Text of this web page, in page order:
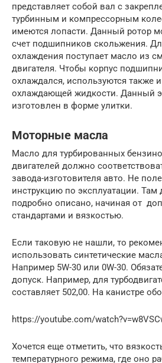
представляет собой вал с
турбинным и компрессорным
имеются лопасти. Данный ротор
счет подшипников скольжения.
охлаждения поступает масло из
двигателя. Чтобы корпус
охлаждался, используются также
охлаждающей жидкости. Данный
изготовлен в форме улитки.
Моторные масла
Масло для турбированных
двигателей должно
завода-изготовителя авто. Не
инструкцию по эксплуатации.
подробно описано, начиная от
стандартами и вязкостью.
Если таковую не нашли, то
использовать синтетические
Например 5W-30 или 0W-30.
допуск. Например, для
составляет 502,00. На канистре
https://youtube.com/
Хочется еще отметить, что
температурного режима, где оно